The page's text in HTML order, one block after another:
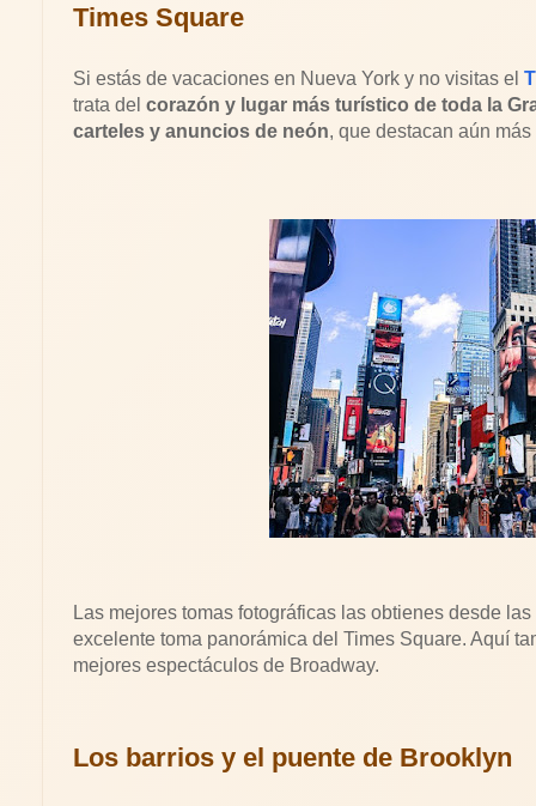
Times Square
Si estás de vacaciones en Nueva York y no visitas el
trata del corazón y lugar más turístico de toda la
carteles y anuncios de neón, que destacan aún
Las mejores tomas fotográficas las obtienes desde
excelente toma panorámica del Times Square. Aquí
mejores espectáculos de Broadway.
Los barrios y el puente de Brooklyn